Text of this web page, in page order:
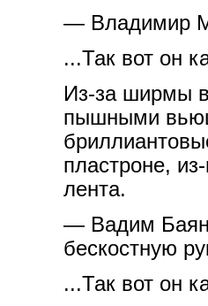
— Владимир
...Так вот он
Из-за ширмы
пышными
пластроне,
лента.
— Вадим
бескостную
...Так вот он